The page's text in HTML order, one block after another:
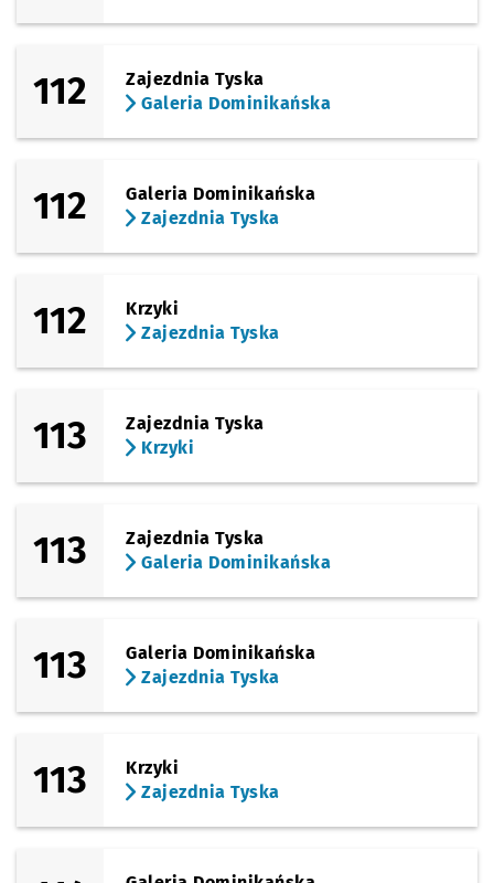
112
Zajezdnia Tyska
Galeria Dominikańska
112
Galeria Dominikańska
Zajezdnia Tyska
112
Krzyki
Zajezdnia Tyska
113
Zajezdnia Tyska
Krzyki
113
Zajezdnia Tyska
Galeria Dominikańska
113
Galeria Dominikańska
Zajezdnia Tyska
113
Krzyki
Zajezdnia Tyska